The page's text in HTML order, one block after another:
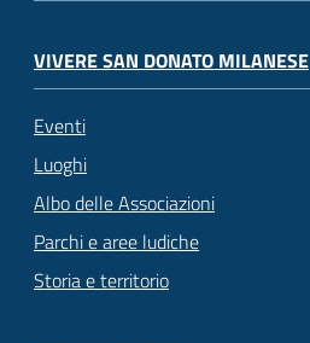
VIVERE SAN DONATO MILANESE
Eventi
Luoghi
Albo delle Associazioni
Parchi e aree ludiche
Storia e territorio